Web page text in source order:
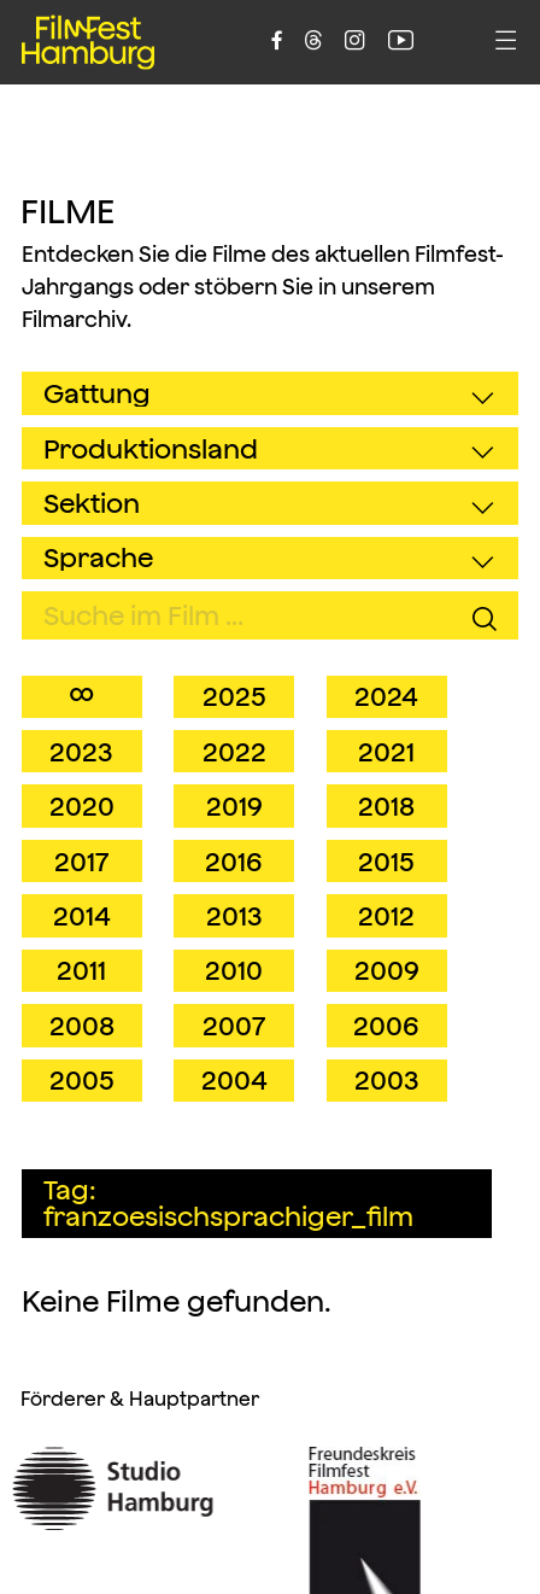
    
FILME
Entdecken Sie die Filme des aktuellen Filmfest-
Jahrgangs oder stöbern Sie in unserem
Filmarchiv.
∞ 2025
2024
2023
2022
2021
2020
2019
2018
2017
2016
2015
2014
2013
2012
2011
2010
2009
2008
2007
2006
2005
2004 2003
Tag:
franzoesischsprachiger_film
Keine Filme gefunden.
Förderer & Hauptpartner